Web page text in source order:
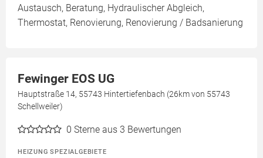
Austausch, Beratung, Hydraulischer Abgleich,
Thermostat, Renovierung, Renovierung / Badsanierung
Fewinger EOS UG
Hauptstraße 14, 55743 Hintertiefenbach (26km von 55743
Schellweiler)
0 Sterne aus 3 Bewertungen
HEIZUNG SPEZIALGEBIETE